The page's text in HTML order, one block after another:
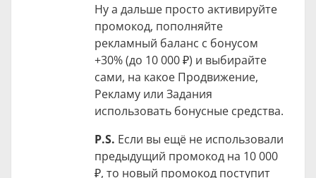
Ну а дальше просто активируйте
промокод, пополняйте
рекламный баланс с бонусом
+30% (до 10 000 ₽) и выбирайте
сами, на какое Продвижение,
Рекламу или Задания
использовать бонусные средства.
P.S. Если вы ещё не использовали
предыдущий промокод на 10 000
₽, то новый промокод поступит